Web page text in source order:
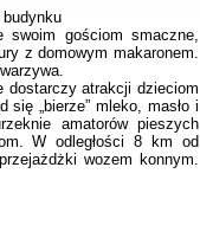
swoim gościom smaczne,
z domowym makaronem.
dostarczy atrakcji dzieciom
„bierze” mleko, masło i
amatorów pieszych
W odległości 8 km od
wozem konnym.